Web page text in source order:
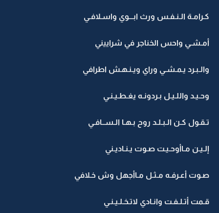
كـرامـة الـنـفـس ورث ابـــوي واسـلافـي
أمـشـي واحس الخناجر في شراييني
والـبـرد يـمـشـي وراي ويـنـهـش اطرافي
وحـيـد واللـيـل بـردونـه يغـطـيـنـي
تـقـول كـن الـبـلـد روح بـهـا الـســافـي
إلـيـن مـاأوحـيـت صـوت يـنـاديـني
صـوت أعـرفـه مـثـل مـاأجهل وش خـلافي
قـمت أتـلـفـت وانـادي لاتـخـلـيـنـي